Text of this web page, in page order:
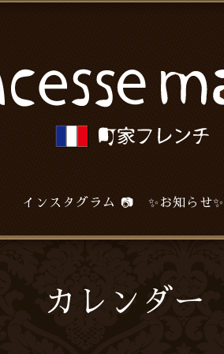
スタグラム 📷 ✨お知らせ✨
カレンダー